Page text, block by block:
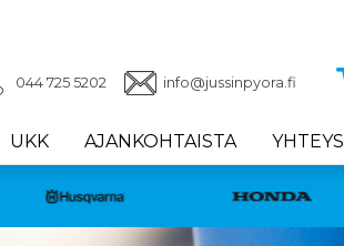
044 725 5202 info@jussinpyora.fi
UKK AJANKOHTAISTA YHTEYS